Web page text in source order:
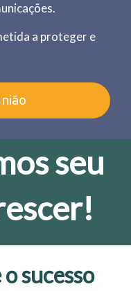
a proteger e
seu
sucesso